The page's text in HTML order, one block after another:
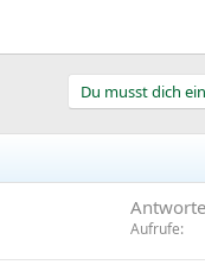
Du musst dich
Aufrufe